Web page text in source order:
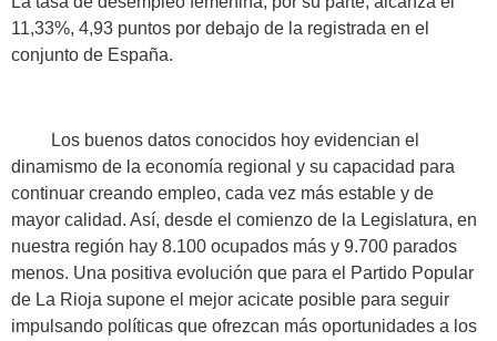
11,33%, 4,93 puntos por debajo de la registrada en el
conjunto de España.
Los buenos datos conocidos hoy evidencian el
dinamismo de la economía regional y su capacidad para
continuar creando empleo, cada vez más estable y de
mayor calidad. Así, desde el comienzo de la Legislatura, en
nuestra región hay 8.100 ocupados más y 9.700 parados
menos. Una positiva evolución que para el Partido Popular
de La Rioja supone el mejor acicate posible para seguir
impulsando políticas que ofrezcan más oportunidades a los